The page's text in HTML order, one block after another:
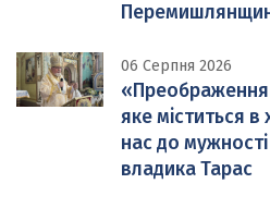
06 Серпня 2026
«Преображення
яке міститься в
нас до
владика Тарас